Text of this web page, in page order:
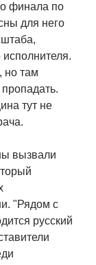
финала по
для него
но там
тут не
вызвали
"Рядом с
русский